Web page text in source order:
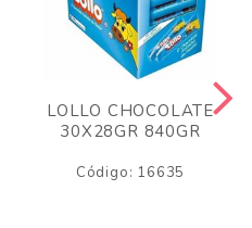
LOLLO CHOCOLATE
30X28GR 840GR
Código: 16635